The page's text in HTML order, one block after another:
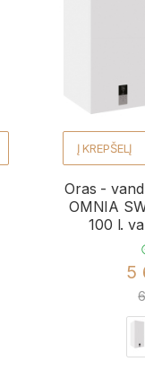
Į KREPŠELĮ
Oras -
OMNIA
100 l.
5